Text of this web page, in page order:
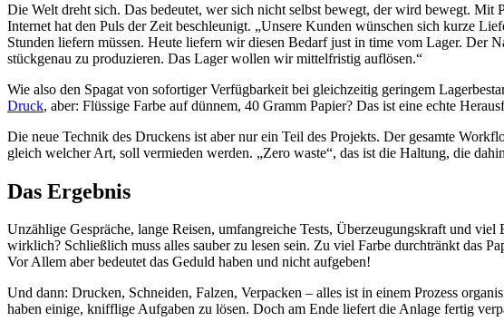
Die Welt dreht sich. Das bedeutet, wer sich nicht selbst bewegt, der wird bewegt.
Internet hat den Puls der Zeit beschleunigt. „Unsere Kunden wünschen sich kurze
Stunden liefern müssen. Heute liefern wir diesen Bedarf just in time vom Lager. Der
stückgenau zu produzieren. Das Lager wollen wir mittelfristig auflösen.“
Wie also den Spagat von sofortiger Verfügbarkeit bei gleichzeitig geringem
Druck, aber: Flüssige Farbe auf dünnem, 40 Gramm Papier? Das ist eine echte
Die neue Technik des Druckens ist aber nur ein Teil des Projekts. Der gesamte
gleich welcher Art, soll vermieden werden. „Zero waste“, das ist die Haltung, die
Das Ergebnis
Unzählige Gespräche, lange Reisen, umfangreiche Tests, Überzeugungskraft und
wirklich? Schließlich muss alles sauber zu lesen sein. Zu viel Farbe durchtränkt das
Vor Allem aber bedeutet das Geduld haben und nicht aufgeben!
Und dann: Drucken, Schneiden, Falzen, Verpacken – alles ist in einem Prozess
haben einige, knifflige Aufgaben zu lösen. Doch am Ende liefert die Anlage fertig